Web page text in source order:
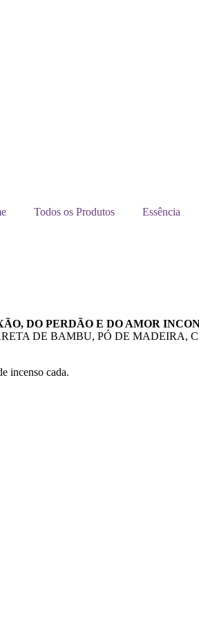
Todos os Produtos Essência
DO PERDÃO E DO AMOR
DE BAMBU, PÓ DE MADEIRA,
incenso cada.